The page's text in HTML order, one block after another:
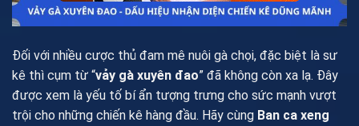
Đối với nhiều cược thủ đam mê nuôi gà chọi, đặc biệt là sư
kê thì cụm từ “vảy gà xuyên đao” đã không còn xa lạ. Đây
được xem là yếu tố bí ẩn tượng trưng cho sức mạnh vượt
trội cho những chiến kê hàng đầu. Hãy cùng Ban ca xeng